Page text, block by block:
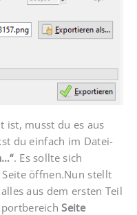
ist, musst du es aus
du einfach im Datei-
. Es sollte sich
öffnen.Nun stellt
aus dem ersten Teil
Seite